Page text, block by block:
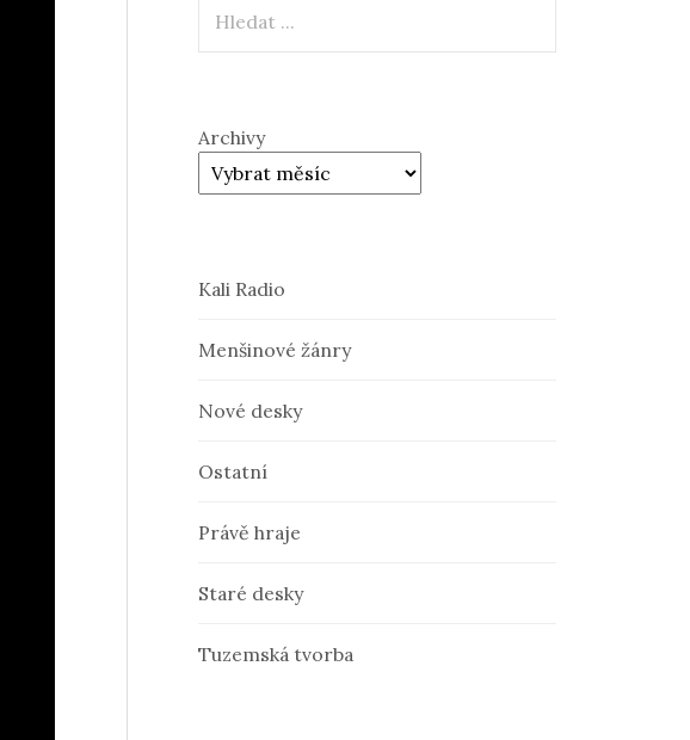
Archivy
Kali Radio
Menšinové žánry
Nové desky
Ostatní
Právě hraje
Staré desky
Tuzemská tvorba